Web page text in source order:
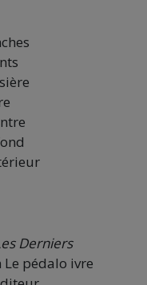
Derniers
pédalo ivre